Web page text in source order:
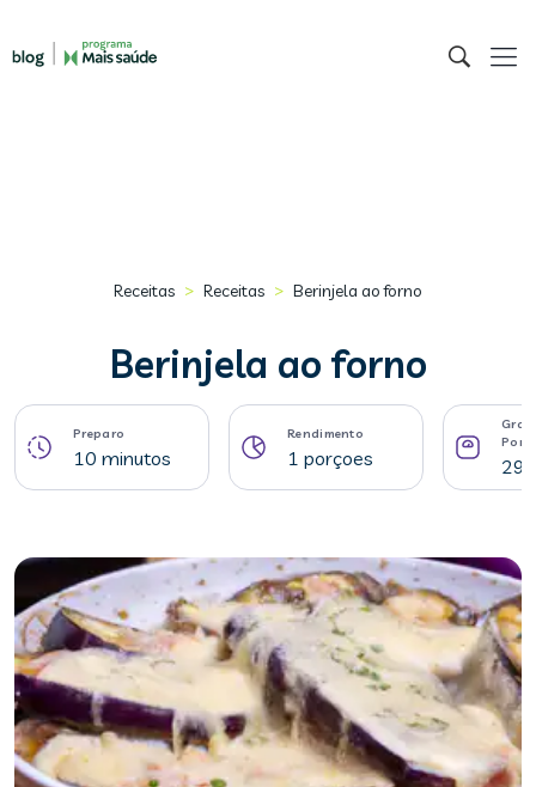
Receitas > Receitas > Berinjela ao forno
Berinjela ao forno
Preparo
10 minutos
Rendimento
1 porçoes